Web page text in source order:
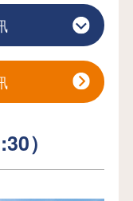
的海軍設施散
隊大湊地區
遺跡。 該市將
守護者--大
車約 10 分鐘
月底的週六、
期依需求而
）